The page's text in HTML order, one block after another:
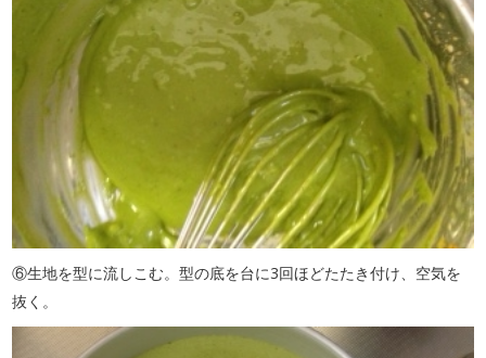
⑥生地を型に流しこむ。型の底を台に3回ほどたたき付け、空気を
抜く。